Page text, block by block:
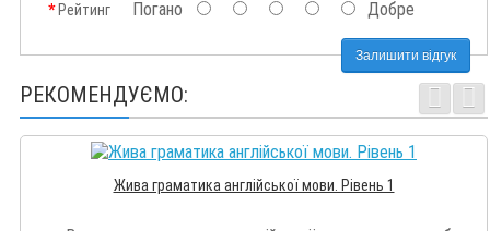
Рейтинг Погано Добре
Залишити відгук
РЕКОМЕНДУЄМО:
Жива граматика англійської мови. Рівень 1